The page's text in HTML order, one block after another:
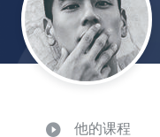
他的课程